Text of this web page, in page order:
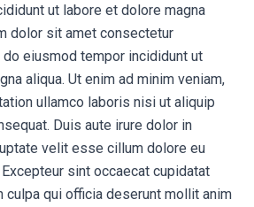
ut labore et dolore magna
dolor sit amet consectetur
eiusmod tempor incididunt ut
aliqua. Ut enim ad minim veniam,
ullamco laboris nisi ut aliquip
Duis aute irure dolor in
velit esse cillum dolore eu
sint occaecat cupidatat
culpa qui officia deserunt mollit anim